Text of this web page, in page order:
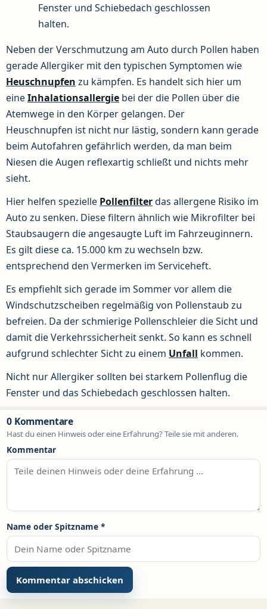
Fenster und Schiebedach geschlossen
halten.
Neben der Verschmutzung am Auto durch Pollen haben
gerade Allergiker mit den typischen Symptomen wie
Heuschnupfen zu kämpfen. Es handelt sich hier um
eineInhalationsallergie bei der die Pollen über die
Atemwege in den Körper gelangen. Der
Heuschnupfen ist nicht nur lästig, sondern kann gerade
beim Autofahren gefährlich werden, da man beim
Niesen die Augen reflexartig schließt und nichts mehr
sieht.
Hier helfen spezielle Pollenfilterdas allergene Risiko im
Auto zu senken. Diese filtern ähnlich wie Mikrofilter bei
Staubsaugern die angesaugte Luft im Fahrzeuginnern.
Es gilt diese ca. 15.000 km zu wechseln bzw.
entsprechend den Vermerken im Serviceheft.
Es empfiehlt sich gerade im Sommer vor allem die
Windschutzscheiben regelmäßig von Pollenstaub zu
befreien. Da der schmierige Pollenschleier die Sicht und
damit die Verkehrssicherheit senkt. So kann es schnell
aufgrund schlechter Sicht zu einem Unfall kommen.
Nicht nur Allergiker sollten bei starkem Pollenflug die
Fenster und das Schiebedach geschlossen halten.
0 Kommentare
Hast du einen Hinweis oder eine Erfahrung? Teile sie mit anderen.
Kommentar
Name oder Spitzname *